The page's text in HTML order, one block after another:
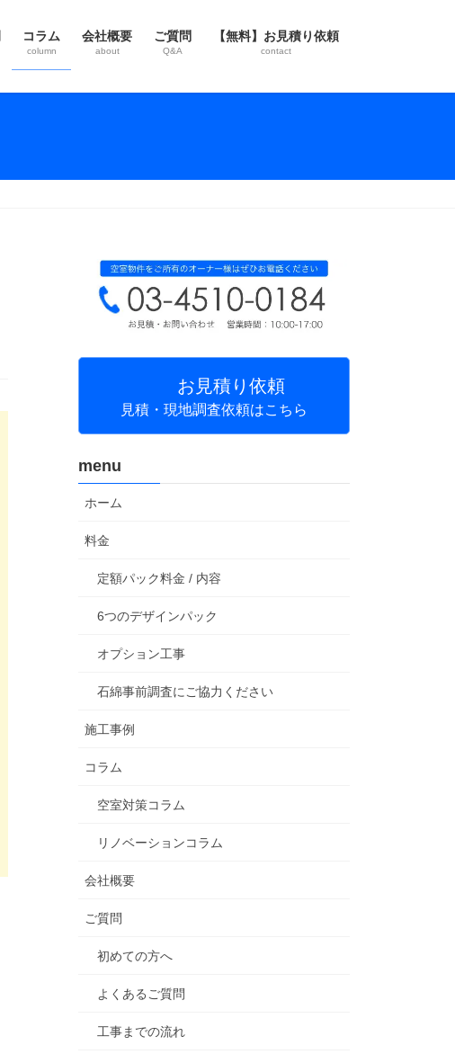
コラム
column
会社概要
about
ご質問
Q&A
【無料】お見積り依頼
contact
お見積り依頼
見積・現地調査依頼はこちら
menu
ホーム
料金
定額パック料金 / 内容
6つのデザインパック
オプション工事
石綿事前調査にご協力ください
施工事例
コラム
空室対策コラム
リノベーションコラム
会社概要
ご質問
初めての方へ
よくあるご質問
工事までの流れ